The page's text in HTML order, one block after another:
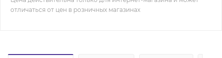
отличаться от цен в розничных магазинах